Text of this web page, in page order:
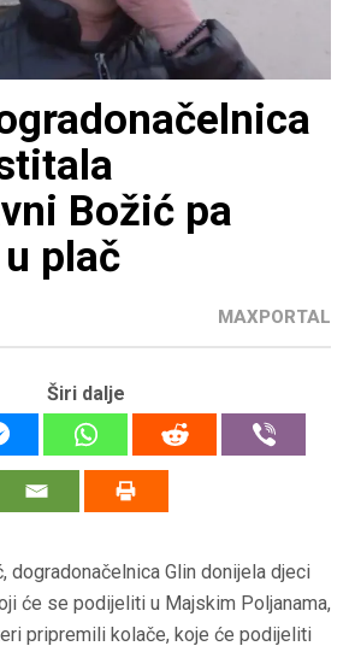
Božić pa
plač
MAXPORTAL
Širi dalje
dogradonačelnica Glin donijela djeci
će se podijeliti u Majskim Poljanama,
pripremili kolače, koje će podijeliti